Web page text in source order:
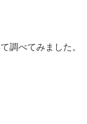
調べてみました。